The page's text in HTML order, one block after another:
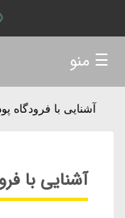
آشنایی با فرودگاه
آشنایی با
☰ منو